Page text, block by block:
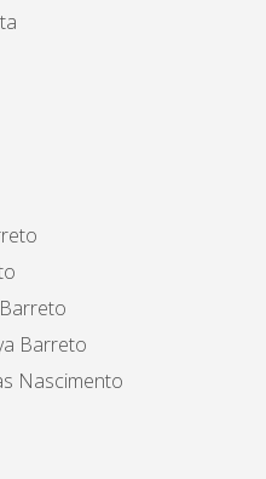
Barreto
Nascimento